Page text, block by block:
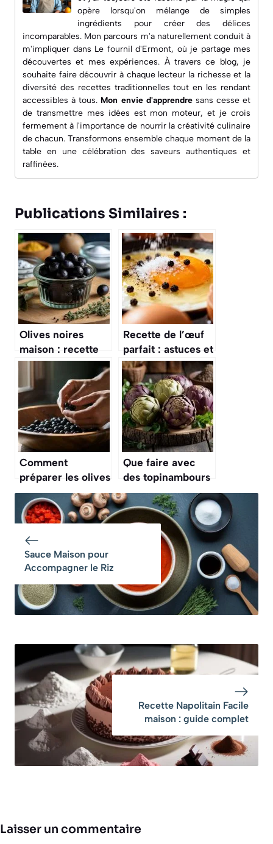
opère lorsqu'on mélange de simples
ingrédients pour créer des délices
incomparables. Mon parcours m'a naturellement conduit à
m'impliquer dans Le fournil d'Ermont, où je partage mes
découvertes et mes expériences. À travers ce blog, je
souhaite faire découvrir à chaque lecteur la richesse et la
diversité des recettes traditionnelles tout en les rendant
accessibles à tous. Mon envie d'apprendresans cesse et
de transmettre mes idées est mon moteur, et je crois
fermement à l'importance de nourrir la créativité culinaire
de chacun. Transformons ensemble chaque moment de la
table en une célébration des saveurs authentiques et
raffinées.
Publications Similaires :
Olives noires
maison : recette
en saumure facile
Recette de l’œuf
parfait : astuces et
techniques
Comment
préparer les olives
après la cueillette
à la maison ?
Que faire avec
des topinambours
pour changer des
recettes
classiques ?
Sauce Maison pour
Accompagner le Riz
Recette Napolitain Facile
maison : guide complet
Laisser un commentaire